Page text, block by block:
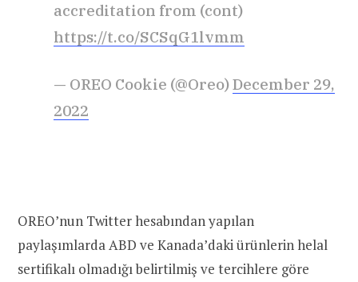
accreditation from (cont)
https://t.co/SCSqG1lvmm
— OREO Cookie (@Oreo)December 29,
2022
OREO’nun Twitter hesabından yapılan
paylaşımlarda ABD ve Kanada’daki ürünlerin helal
sertifikalı olmadığı belirtilmiş ve tercihlere göre